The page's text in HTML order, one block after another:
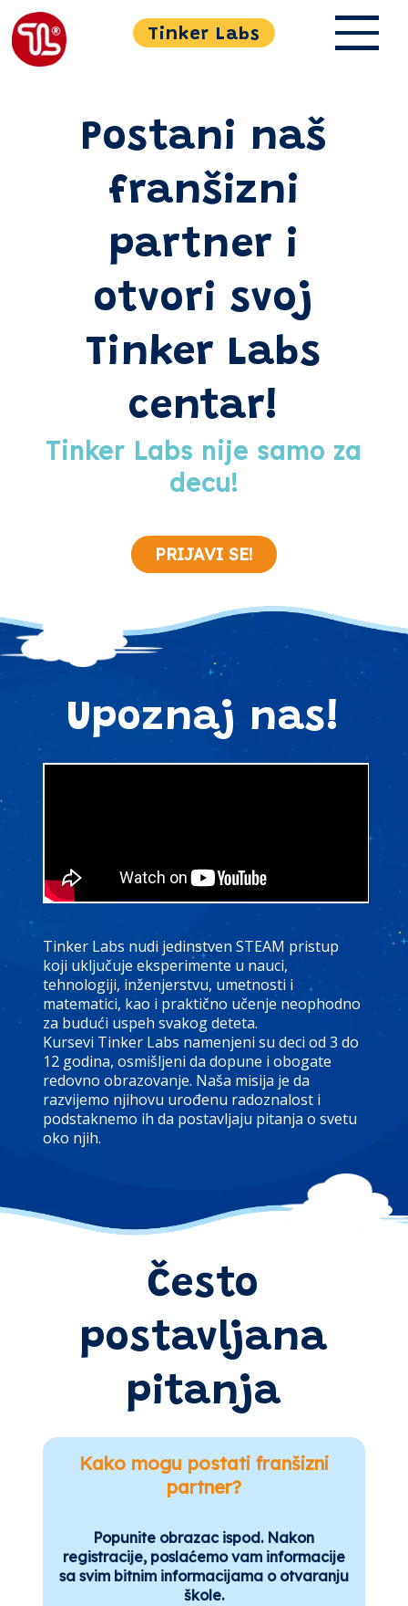
Tinker Labs
Postani naš
franšizni
partner i
otvori svoj
Tinker Labs
centar!
Tinker Labs nije samo za
decu!
PRIJAVI SE!
Upoznaj nas!
Tinker Labs nudi jedinstven STEAM pristup
koji uključuje eksperimente u nauci,
tehnologiji, inženjerstvu, umetnosti i
matematici, kao i praktično učenje neophodno
za budući uspeh svakog deteta.
Kursevi Tinker Labs namenjeni su deci od 3 do
12 godina, osmišljeni da dopune i obogate
redovno obrazovanje. Naša misija je da
razvijemo njihovu urođenu radoznalost i
podstaknemo ih da postavljaju pitanja o svetu
oko njih.
Često
postavljana
pitanja
Kako mogu postati franšizni
partner?
Popunite obrazac ispod. Nakon
registracije, poslaćemo vam informacije
sa svim bitnim informacijama o otvaranju
škole.